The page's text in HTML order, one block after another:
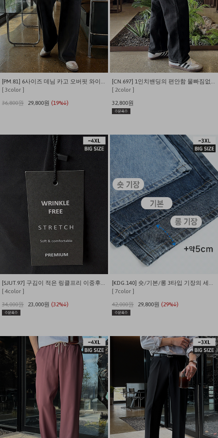
[PM.81] 6사이즈 데님 카고 오버핏 와이드 팬츠
[ 3color ]
36,800원
29,800원 (19%↓)
[CN.697] 1인치밴딩의 편안함 물빠짐없는 핀턱 세미와이드 생지데님팬츠
[ 2color ]
32,800원
[SJUT.97] 구김이 적은 링클프리 이중후크 특가 슬랙스
[ 4color ]
34,000원
23,000원 (32%↓)
[KDG.140] 숏/기본/롱 3타입 기장의 세미와이드 베이직 데님팬츠
[ 7color ]
42,000원
29,800원 (29%↓)